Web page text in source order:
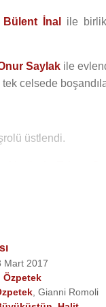
Bülent İnal
ile
Saylakile
celsede
üstlendi.
” adlı sinema
Uğurlu,Ebru
Mart 2017
Özpetek
, Gianni Romoli